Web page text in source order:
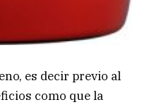
es decir previo al
como que la